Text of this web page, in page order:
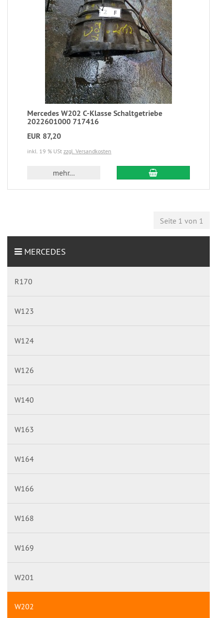
Mercedes W202 C-Klasse Schaltgetriebe
2022601000 717416
EUR 87,20
inkl. 19 % USt zzgl. Versandkosten
mehr...
Seite 1 von 1
MERCEDES
R170
W123
W124
W126
W140
W163
W164
W166
W168
W169
W201
W202